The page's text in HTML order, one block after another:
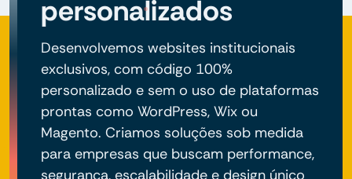
personalizados
Desenvolvemos websites institucionais
exclusivos, com código 100%
personalizado e sem o uso de plataformas
prontas como WordPress, Wix ou
Magento. Criamos soluções sob medida
para empresas que buscam performance,
segurança, escalabilidade e design único